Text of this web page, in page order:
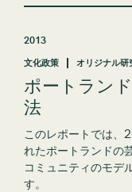
2013
文化政策
オリジナル研
ポートラン
法
このレポートでは、
れたポートランドの
コミュニティのモデ
す。